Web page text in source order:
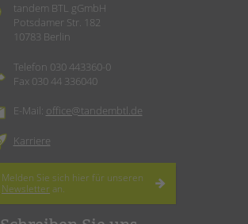
tandem BTL gGmbH
Potsdamer Str. 182
10783 Berlin
Telefon 030 443360-0
Fax 030 44 336040
E-Mail: office@tandembtl.de
Karriere
Melden Sie sich hier für unseren
Newsletter an.